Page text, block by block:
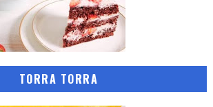
TORRA TORRA